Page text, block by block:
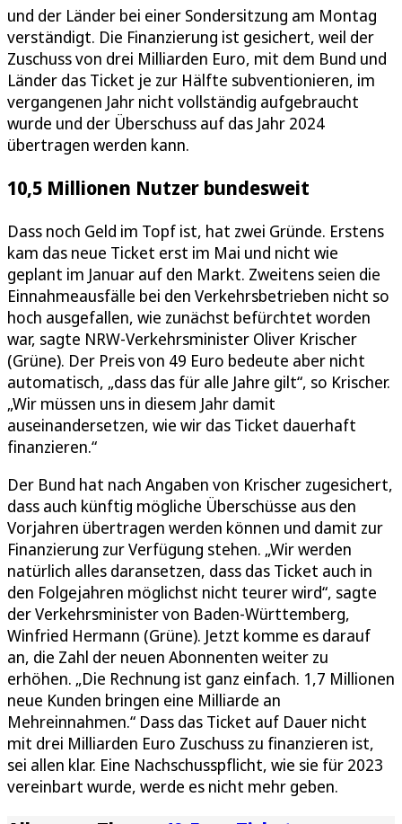
und der Länder bei einer Sondersitzung am Montag
verständigt. Die Finanzierung ist gesichert, weil der
Zuschuss von drei Milliarden Euro, mit dem Bund und
Länder das Ticket je zur Hälfte subventionieren, im
vergangenen Jahr nicht vollständig aufgebraucht
wurde und der Überschuss auf das Jahr 2024
übertragen werden kann.
10,5 Millionen Nutzer bundesweit
Dass noch Geld im Topf ist, hat zwei Gründe. Erstens
kam das neue Ticket erst im Mai und nicht wie
geplant im Januar auf den Markt. Zweitens seien die
Einnahmeausfälle bei den Verkehrsbetrieben nicht so
hoch ausgefallen, wie zunächst befürchtet worden
war, sagte NRW-Verkehrsminister Oliver Krischer
(Grüne). Der Preis von 49 Euro bedeute aber nicht
automatisch, „dass das für alle Jahre gilt“, so Krischer.
„Wir müssen uns in diesem Jahr damit
auseinandersetzen, wie wir das Ticket dauerhaft
finanzieren.“
Der Bund hat nach Angaben von Krischer zugesichert,
dass auch künftig mögliche Überschüsse aus den
Vorjahren übertragen werden können und damit zur
Finanzierung zur Verfügung stehen. „Wir werden
natürlich alles daransetzen, dass das Ticket auch in
den Folgejahren möglichst nicht teurer wird“, sagte
der Verkehrsminister von Baden-Württemberg,
Winfried Hermann (Grüne). Jetzt komme es darauf
an, die Zahl der neuen Abonnenten weiter zu
erhöhen. „Die Rechnung ist ganz einfach. 1,7 Millionen
neue Kunden bringen eine Milliarde an
Mehreinnahmen.“ Dass das Ticket auf Dauer nicht
mit drei Milliarden Euro Zuschuss zu finanzieren ist,
sei allen klar. Eine Nachschusspflicht, wie sie für 2023
vereinbart wurde, werde es nicht mehr geben.